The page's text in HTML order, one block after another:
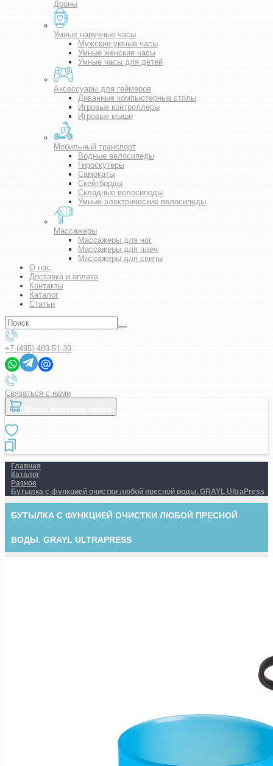
Дроны
Умные наручные часы
Мужские умные часы
Умные женские часы
Умные часы для детей
Аксессуары для геймеров
Диванные компьютерные столы
Игровые контроллеры
Игровые мыши
Мобильный транспорт
Водные велосипеды
Гироскутеры
Самокаты
Скейтборды
Складные велосипеды
Умные электрические велосипеды
Массажеры
Массажеры для ног
Массажеры для плеч
Массажеры для спины
О нас
Доставка и оплата
Контакты
Каталог
Статьи
+7 (495) 489-51-39
Связаться с нами
Главная
Каталог
Разное
Бутылка с функцией очистки любой пресной воды. GRAYL UltraPress
БУТЫЛКА С ФУНКЦИЕЙ ОЧИСТКИ ЛЮБОЙ ПРЕСНОЙ
ВОДЫ. GRAYL ULTRAPRESS